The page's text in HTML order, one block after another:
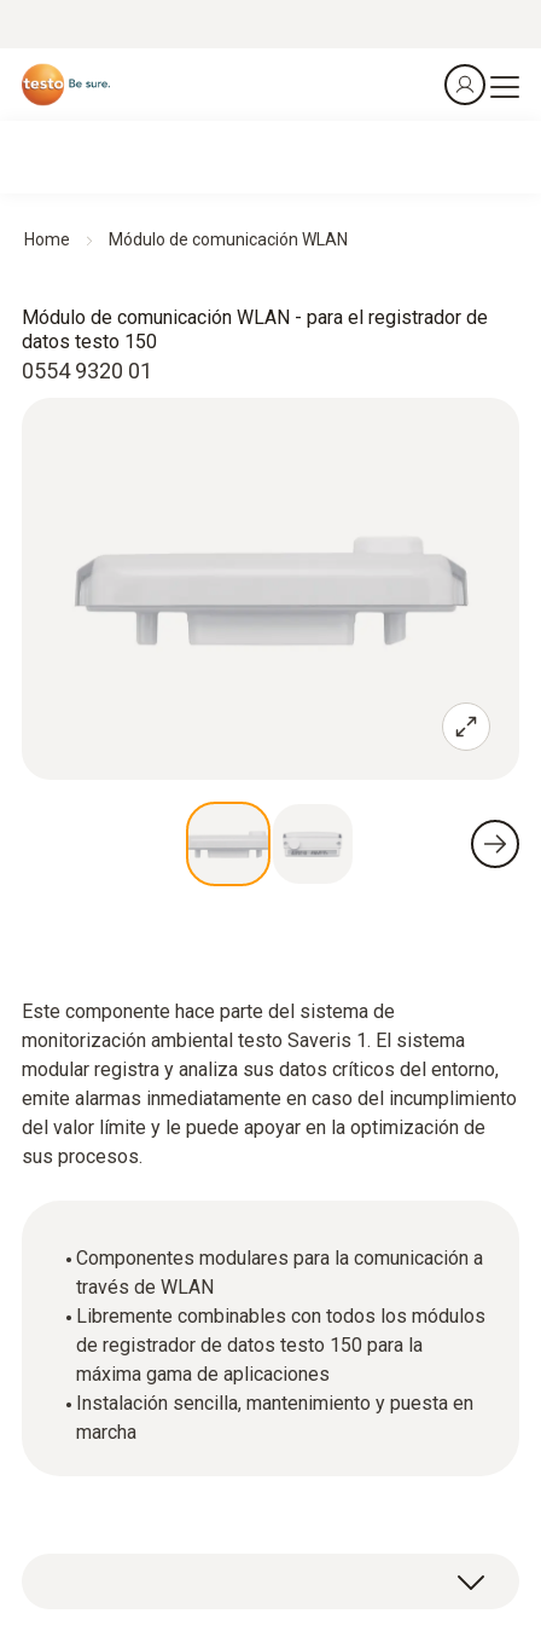
Home Módulo de comunicación WLAN
0554 9320 01
Módulo de comunicación WLAN - para el registrador de
datos testo 150
Este componente hace parte del sistema de
monitorización ambiental testo Saveris 1. El sistema
modular registra y analiza sus datos críticos del entorno,
emite alarmas inmediatamente en caso del incumplimiento
del valor límite y le puede apoyar en la optimización de
sus procesos.
Componentes modulares para la comunicación a
través de WLAN
Libremente combinables con todos los módulos
de registrador de datos testo 150 para la
máxima gama de aplicaciones
Instalación sencilla, mantenimiento y puesta en
marcha